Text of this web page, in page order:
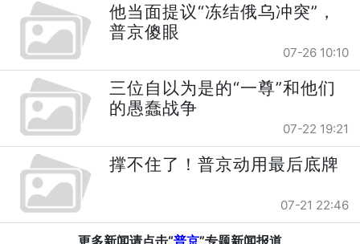
他当面提议“冻结俄乌冲突”，
普京傻眼
07-26 10:10
三位自以为是的“一尊”和他们
的愚蠢战争
07-22 19:21
撑不住了！普京动用最后底牌
07-21 22:46
更多新闻请点击“普京”专题新闻报道